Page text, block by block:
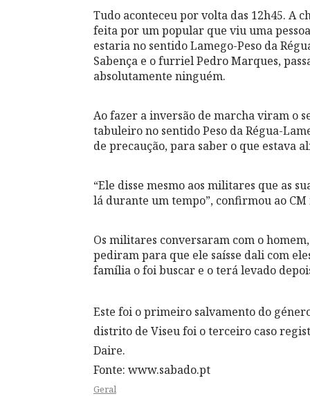
Tudo aconteceu por volta das 12h45. A
feita por um popular que viu uma
estaria no sentido Lamego-Peso da
Sabença e o furriel Pedro Marques,
absolutamente ninguém.
Ao fazer a inversão de marcha viram o
tabuleiro no sentido Peso da Régua-
de precaução, para saber o que estava
“Ele disse mesmo aos militares que as
lá durante um tempo”, confirmou ao CM
Os militares conversaram com o
pediram para que ele saísse dali com
família o foi buscar e o terá levado
Este foi o primeiro salvamento do
distrito de Viseu foi o terceiro caso
Daire.
Fonte: www.sabado.pt
Geral